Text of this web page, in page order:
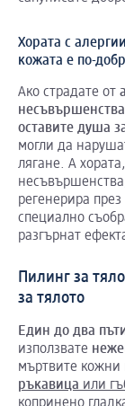
Хората с
кожата е по-
Ако страдате от
несъвършенства
оставите душа
могли да
лягане. А
регенерира
специално
разгърнат
Пилинг за
за тялото
Един до два
използвате
мъртвите кожни
ръкавица или